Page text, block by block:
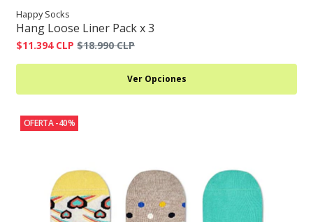
Happy Socks
Hang Loose Liner Pack x 3
$11.394 CLP $18.990 CLP
Ver Opciones
OFERTA -40%